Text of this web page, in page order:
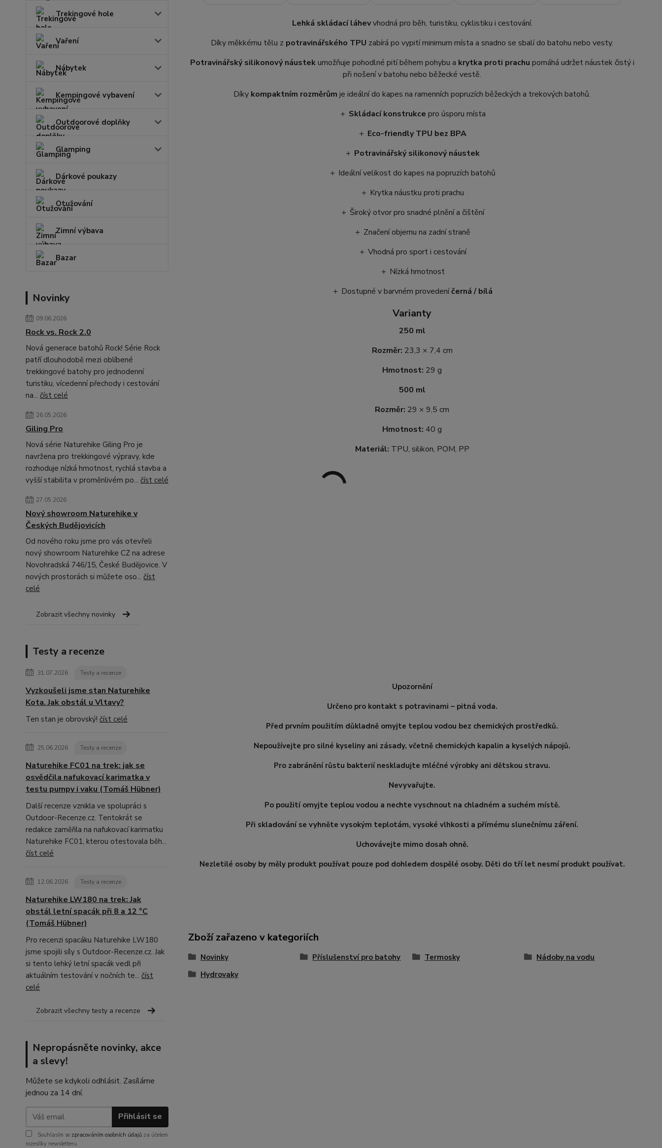
Trekingové hole
Vaření
Nábytek
Kempingové vybavení
Outdoorové doplňky
Glamping
Dárkové poukazy
Otužování
Zimní výbava
Bazar
Novinky
09.06.2026
Rock vs. Rock 2.0
Nová generace batohů Rock! Série Rock
patří dlouhodobě mezi oblíbené
trekkingové batohy pro jednodenní
turistiku, vícedenní přechody i cestování
na... číst celé
26.05.2026
Giling Pro
Nová série Naturehike Giling Pro je
navržena pro trekkingové výpravy, kde
rozhoduje nízká hmotnost, rychlá stavba a
vyšší stabilita v proměnlivém po... číst celé
27.05.2026
Nový showroom Naturehike v
Českých Budějovicích
Od nového roku jsme pro vás otevřeli
nový showroom Naturehike CZ na adrese
Novohradská 746/15, České Budějovice. V
nových prostorách si můžete oso... číst
celé
Zobrazit všechny novinky
Testy a recenze
31.07.2026 Testy a recenze
Vyzkoušeli jsme stan Naturehike
Kota. Jak obstál u Vltavy?
Ten stan je obrovský! číst celé
25.06.2026 Testy a recenze
Naturehike FC01 na trek: jak se
osvědčila nafukovací karimatka v
testu pumpy i vaku (Tomáš Hübner)
Další recenze vznikla ve spolupráci s
Outdoor-Recenze.cz. Tentokrát se
redakce zaměřila na nafukovací karimatku
Naturehike FC01, kterou otestovala běh...
číst celé
12.06.2026 Testy a recenze
Naturehike LW180 na trek: Jak
obstál letní spacák při 8 a 12 °C
(Tomáš Hübner)
Pro recenzi spacáku Naturehike LW180
jsme spojili síly s Outdoor-Recenze.cz. Jak
si tento lehký letní spacák vedl při
aktuálním testování v nočních te... číst
celé
Zobrazit všechny testy a recenze
Nepropásněte novinky, akce
a slevy!
Můžete se kdykoli odhlásit. Zasíláme
jednou za 14 dní.
Přihlásit se
Souhlasím se zpracováním osobních údajů za účelem
rozesílky newsletteru.
Lehká skládací láhevvhodná pro běh, turistiku, cyklistiku i cestování.
Díky měkkému tělu z potravinářského TPU zabírá po vypití minimum místa a snadno se sbalí do batohu nebo vesty.
Potravinářský silikonový náustekumožňuje pohodlné pití během pohybu a krytka proti prachu pomáhá udržet náustek čistý i
při nošení v batohu nebo běžecké vestě.
Díky kompaktním rozměrům je ideální do kapes na ramenních popruzích běžeckých a trekových batohů.
＋ Skládací konstrukce pro úsporu místa
＋ Eco-friendly TPU bez BPA
＋ Potravinářský silikonový náustek
＋ Ideální velikost do kapes na popruzích batohů
＋ Krytka náustku proti prachu
＋ Široký otvor pro snadné plnění a čištění
＋ Značení objemu na zadní straně
＋ Vhodná pro sport i cestování
＋ Nízká hmotnost
＋ Dostupné v barvném provedeníčerná / bílá
Varianty
250 ml
Rozměr: 23,3 × 7,4 cm
Hmotnost: 29 g
500 ml
Rozměr: 29 × 9,5 cm
Hmotnost: 40 g
Materiál: TPU, silikon, POM, PP
Upozornění
Určeno pro kontakt s potravinami – pitná voda.
Před prvním použitím důkladně omyjte teplou vodou bez chemických prostředků.
Nepoužívejte pro silné kyseliny ani zásady, včetně chemických kapalin a kyselých nápojů.
Pro zabránění růstu bakterií neskladujte mléčné výrobky ani dětskou stravu.
Nevyvařujte.
Po použití omyjte teplou vodou a nechte vyschnout na chladném a suchém místě.
Při skladování se vyhněte vysokým teplotám, vysoké vlhkosti a přímému slunečnímu záření.
Uchovávejte mimo dosah ohně.
Nezletilé osoby by měly produkt používat pouze pod dohledem dospělé osoby. Děti do tří let nesmí produkt používat.
Zboží zařazeno v kategoriích
Novinky Příslušenství pro batohy Termosky
Nádoby na vodu
Hydrovaky